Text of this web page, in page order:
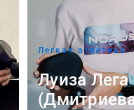
Легкая атлетика
Луиза Лега